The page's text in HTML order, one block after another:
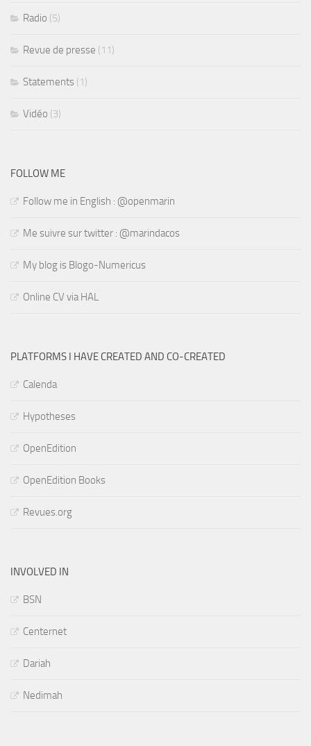
Radio (5)
Revue de presse (11)
Statements (1)
Vidéo (3)
FOLLOW ME
Follow me in English : @openmarin
Me suivre sur twitter : @marindacos
My blog is Blogo-Numericus
Online CV via HAL
PLATFORMS I HAVE CREATED AND CO-CREATED
Calenda
Hypotheses
OpenEdition
OpenEdition Books
Revues.org
INVOLVED IN
BSN
Centernet
Dariah
Nedimah